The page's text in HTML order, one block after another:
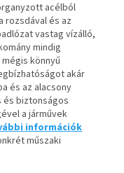
acélból
rozsdávalés az
vastag vízálló,
mindig
könnyű
akár
és az alacsony
biztonságos
a járművek
információk
műszaki